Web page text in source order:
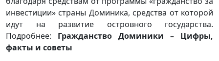
инвестиции» страны Доминика, средства от которой
идут на развитие островного государства.
Подробнее: Гражданство Доминики – Цифры,
факты и советы